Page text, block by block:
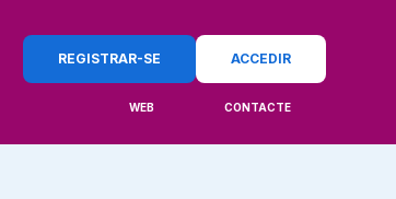
REGISTRAR-SE ACCEDIR
WEB CONTACTE